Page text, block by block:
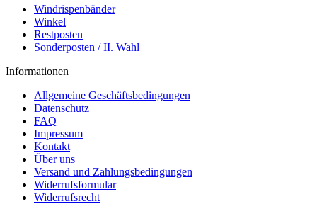
Windrispenbänder
Winkel
Restposten
Sonderposten / II. Wahl
Informationen
Allgemeine Geschäftsbedingungen
Datenschutz
FAQ
Impressum
Kontakt
Über uns
Versand und Zahlungsbedingungen
Widerrufsformular
Widerrufsrecht